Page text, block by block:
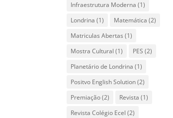
Infraestrutura Moderna (1)
Londrina (1) Matemática (2)
Matriculas Abertas (1)
Mostra Cultural (1) PES (2)
Planetário de Londrina (1)
Positvo English Solution(2)
Premiação(2) Revista (1)
Revista Colégio Ecel (2)